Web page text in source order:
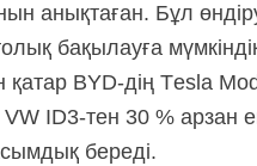
анықтаған. Бұл
бақылауға
қатар BYD-дің Тesla
VW ID3-тен 30 % арзан
береді.